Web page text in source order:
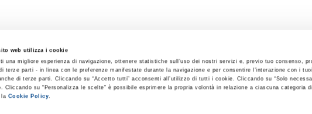
web utilizza i cookie
una migliore esperienza di navigazione, ottenere statistiche sull’uso dei nostri servizi e, previo tuo consenso,
terze parti - in linea con le preferenze manifestate durante la navigazione e per consentire l’interazione con i
di terze parti. Cliccando su “Accetto tutti” acconsenti all’utilizzo di tutti i cookie. Cliccando su “Solo
Cliccando su “Personalizza le scelte” è possibile esprimere la propria volontà in relazione a ciascuna categoria
la Cookie Policy.